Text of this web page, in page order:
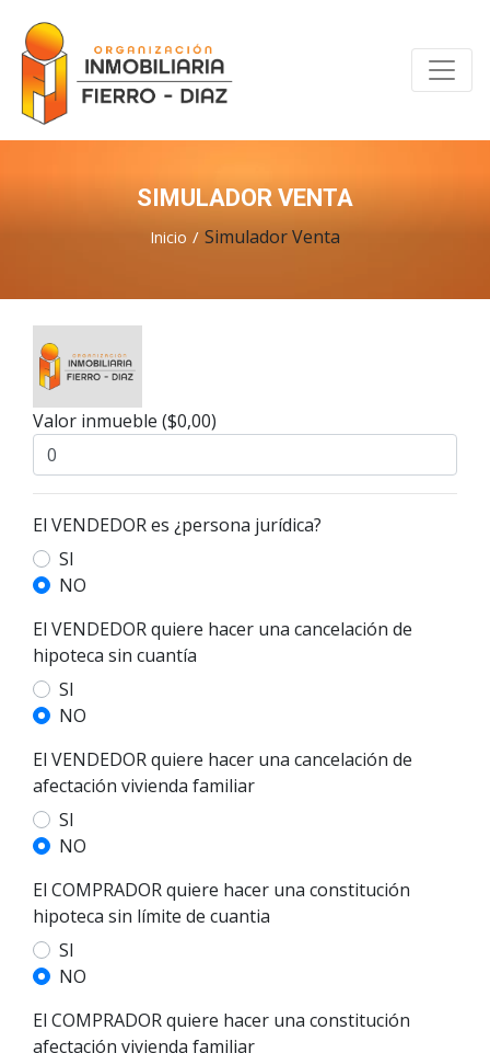
SIMULADOR VENTA
Inicio Simulador Venta